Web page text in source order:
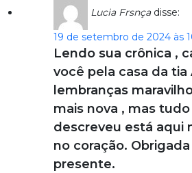
Lucia Frsnça disse:
19 de setembro de 2024 às
Lendo sua crônica ,
você pela casa da tia
lembranças
mais nova , mas
descreveu está aqui
no coração.
presente.